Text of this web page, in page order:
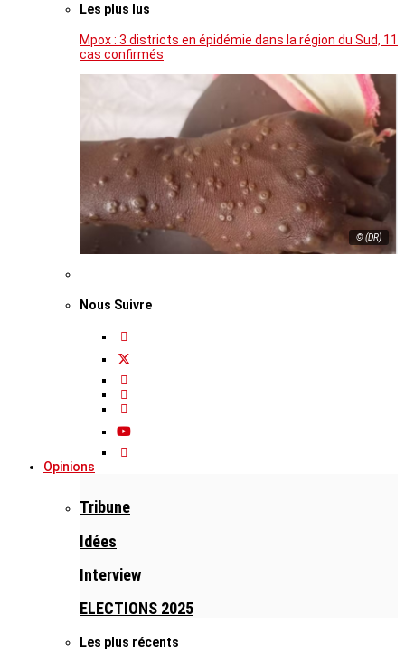
Les plus lus
Mpox : 3 districts en épidémie dans la région du Sud, 11
cas confirmés
© (DR)
Nous Suivre
Opinions
Tribune
Idées
Interview
ELECTIONS 2025
Les plus récents